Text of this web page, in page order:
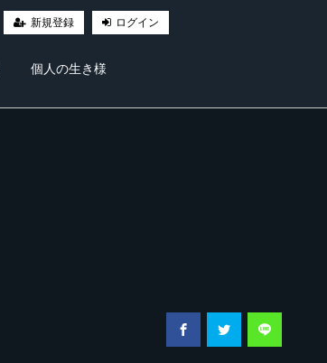
新規登録 ログイン
個人の生き様